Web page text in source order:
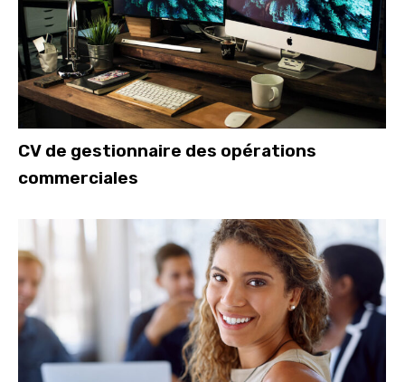
CV de gestionnaire des opérations
commerciales